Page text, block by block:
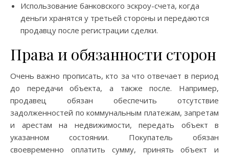
Использование банковского эскроу-счета, когда
деньги хранятся у третьей стороны и передаются
продавцу после регистрации сделки.
Права и обязанности сторон
Очень важно прописать, кто за что отвечает в период
до передачи объекта, а также после. Например,
продавец обязан обеспечить отсутствие
задолженностей по коммунальным платежам, запретам
и арестам на недвижимости, передать объект в
указанном состоянии. Покупатель обязан
своевременно оплатить сумму, принять объект и